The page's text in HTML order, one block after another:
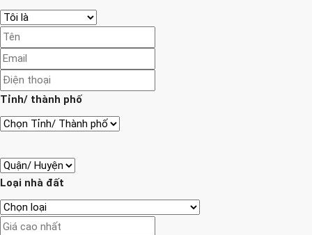
Tỉnh/ thành phố
Loại nhà đất